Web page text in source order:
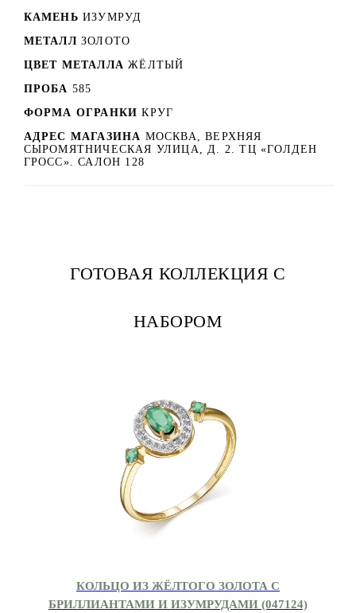
КАМЕНЬ ИЗУМРУД
МЕТАЛЛ ЗОЛОТО
ЦВЕТ МЕТАЛЛА ЖЁЛТЫЙ
ПРОБА 585
ФОРМА ОГРАНКИ КРУГ
АДРЕС МАГАЗИНА МОСКВА, ВЕРХНЯЯ
СЫРОМЯТНИЧЕСКАЯ УЛИЦА, Д. 2. ТЦ «ГОЛДЕН
ГРОСС». САЛОН 128
ГОТОВАЯ КОЛЛЕКЦИЯ С
НАБОРОМ
КОЛЬЦО ИЗ ЖЁЛТОГО ЗОЛОТА С
БРИЛЛИАНТАМИ И ИЗУМРУДАМИ (047124)